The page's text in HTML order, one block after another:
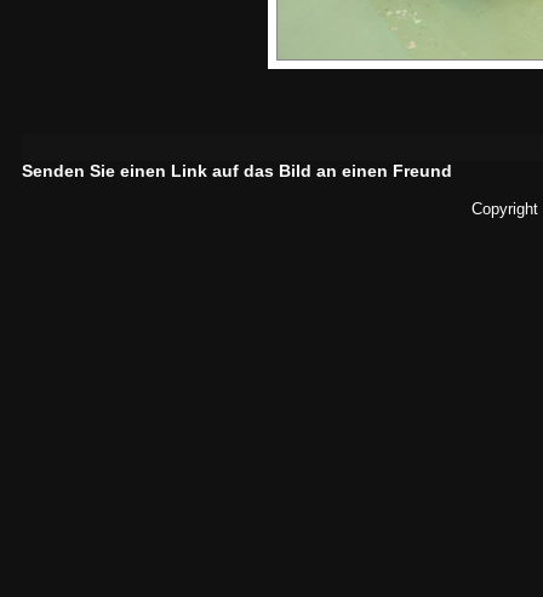
Senden Sie einen Link auf das Bild an einen Freund